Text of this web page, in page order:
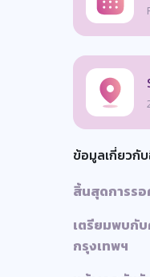
ข้อมูลเกี่ยวกั
สิ้นสุดการร
เตรียมพบกั
กรุงเทพฯ